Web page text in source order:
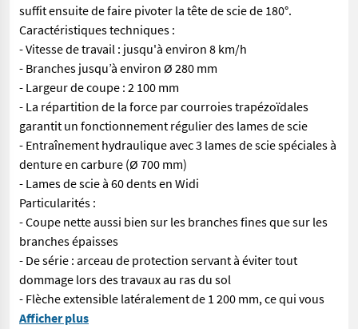
suffit ensuite de faire pivoter la tête de scie de 180°.
Caractéristiques techniques :
- Vitesse de travail : jusqu'à environ 8 km/h
- Branches jusqu’à environ Ø 280 mm
- Largeur de coupe : 2 100 mm
- La répartition de la force par courroies trapézoïdales
garantit un fonctionnement régulier des lames de scie
- Entraînement hydraulique avec 3 lames de scie spéciales à
denture en carbure (Ø 700 mm)
- Lames de scie à 60 dents en Widi
Particularités :
- Coupe nette aussi bien sur les branches fines que sur les
branches épaisses
- De série : arceau de protection servant à éviter tout
dommage lors des travaux au ras du sol
- Flèche extensible latéralement de 1 200 mm, ce qui vous
N° 70571 Scie à branches « WoodKing Duo® - 3 lames » Un
Afficher plus